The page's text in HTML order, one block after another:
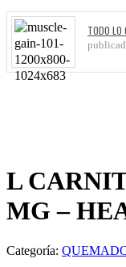
L
MG –
Categoría:
TODO LO